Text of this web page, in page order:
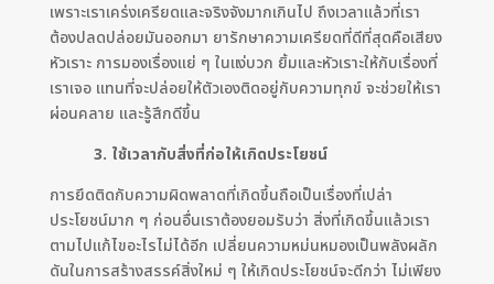
เพราะเราเคร่งเครียดและจริงจังมากเกินไป ถึงเวลาแล้วที่เรา
ต้องปลดปล่อยมันออกมา ยารักษาความเครียดที่ดีที่สุดคือเสียง
หัวเราะ การมองเรื่องแย่ ๆ ในแง่บวก ยิ้มและหัวเราะให้กับเรื่องที่
เราเจอ แทนที่จะปล่อยให้ตัวเองติดอยู่กับความทุกข์ จะช่วยให้เรา
ผ่อนคลาย และรู้สึกดีขึ้น
3. ใช้เวลากับสิ่งที่ก่อให้เกิดประโยชน์
การยึดติดกับความผิดพลาดที่เกิดขึ้นถือเป็นเรื่องที่เปล่า
ประโยชน์มาก ๆ ก่อนอื่นเราต้องยอมรับว่า สิ่งที่เกิดขึ้นแล้วเรา
ตามไปแก้ไขอะไรไม่ได้อีก เปลี่ยนความหม่นหมองเป็นพลังผลัก
ดันในการสร้างสรรค์สิ่งใหม่ ๆ ให้เกิดประโยชน์จะดีกว่า ไม่เพียง